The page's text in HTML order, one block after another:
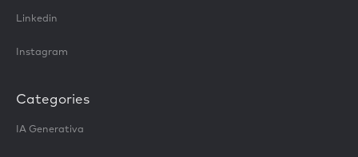
Linkedin
Instagram
Categories
IA Generativa